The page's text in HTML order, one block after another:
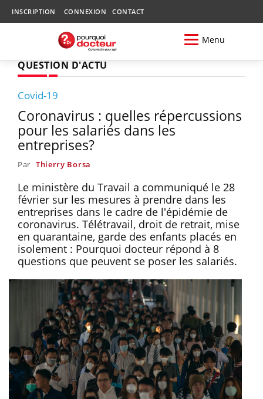
INSCRIPTION CONNEXION CONTACT
Menu
QUESTION D'ACTU
Covid-19
Coronavirus : quelles répercussions
pour les salariés dans les
entreprises?
Par Thierry Borsa
Le ministère du Travail a communiqué le 28
février sur les mesures à prendre dans les
entreprises dans le cadre de l'épidémie de
coronavirus. Télétravail, droit de retrait, mise
en quarantaine, garde des enfants placés en
isolement : Pourquoi docteur répond à 8
questions que peuvent se poser les salariés.